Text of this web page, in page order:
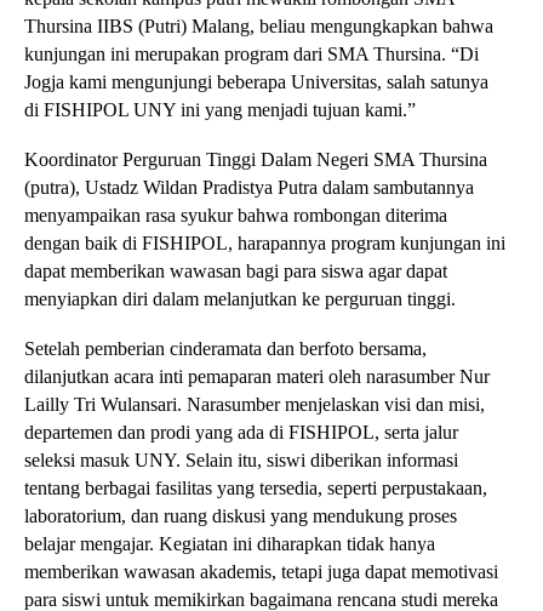
Thursina IIBS (Putri) Malang, beliau mengungkapkan bahwa
kunjungan ini merupakan program dari SMA Thursina. “Di
Jogja kami mengunjungi beberapa Universitas, salah satunya
di FISHIPOL UNY ini yang menjadi tujuan kami.”
Koordinator Perguruan Tinggi Dalam Negeri SMA Thursina
(putra), Ustadz Wildan Pradistya Putra dalam sambutannya
menyampaikan rasa syukur bahwa rombongan diterima
dengan baik di FISHIPOL, harapannya program kunjungan ini
dapat memberikan wawasan bagi para siswa agar dapat
menyiapkan diri dalam melanjutkan ke perguruan tinggi.
Setelah pemberian cinderamata dan berfoto bersama,
dilanjutkan acara inti pemaparan materi oleh narasumber Nur
Lailly Tri Wulansari. Narasumber menjelaskan visi dan misi,
departemen dan prodi yang ada di FISHIPOL, serta jalur
seleksi masuk UNY. Selain itu, siswi diberikan informasi
tentang berbagai fasilitas yang tersedia, seperti perpustakaan,
laboratorium, dan ruang diskusi yang mendukung proses
belajar mengajar. Kegiatan ini diharapkan tidak hanya
memberikan wawasan akademis, tetapi juga dapat memotivasi
para siswi untuk memikirkan bagaimana rencana studi mereka